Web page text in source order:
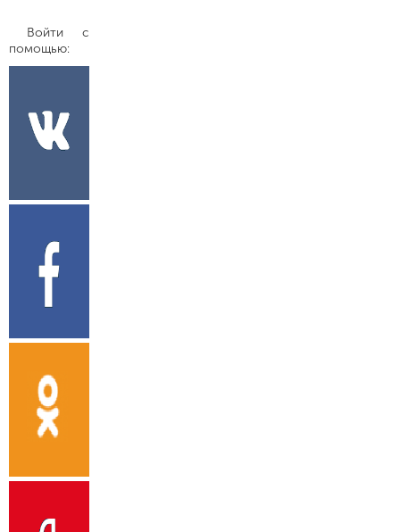
Войти с
помощью: